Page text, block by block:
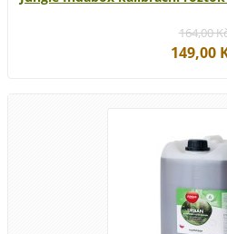
164,00
149,00